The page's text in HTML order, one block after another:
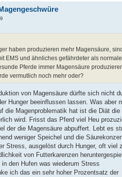
haben produzieren mehr Magensäure,
EMS und ähnliches gefährdeter als normale
Pferde immer Magensäure
vermutlich noch mehr oder?
von Magensäure dürfte sich nicht
Hunger beeinflussen lassen. Was aber
die Magenproblematik hat ist die Diät die
wird. Frisst das Pferd viel Heu
der die Magensäure abpuffert. Lebt es
weniger Speichel und die
Stress, ausgelöst durch Hunger, oft viel
von Futterkarenzen
den Hufen was wiederum Stress
ich das ein sehr hoher Prozentsatz der